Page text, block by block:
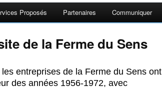
Proposés Partenaires Communiquer
de la Ferme du Sens
entreprises de la Ferme du Sens ont
des années 1956-1972, avec